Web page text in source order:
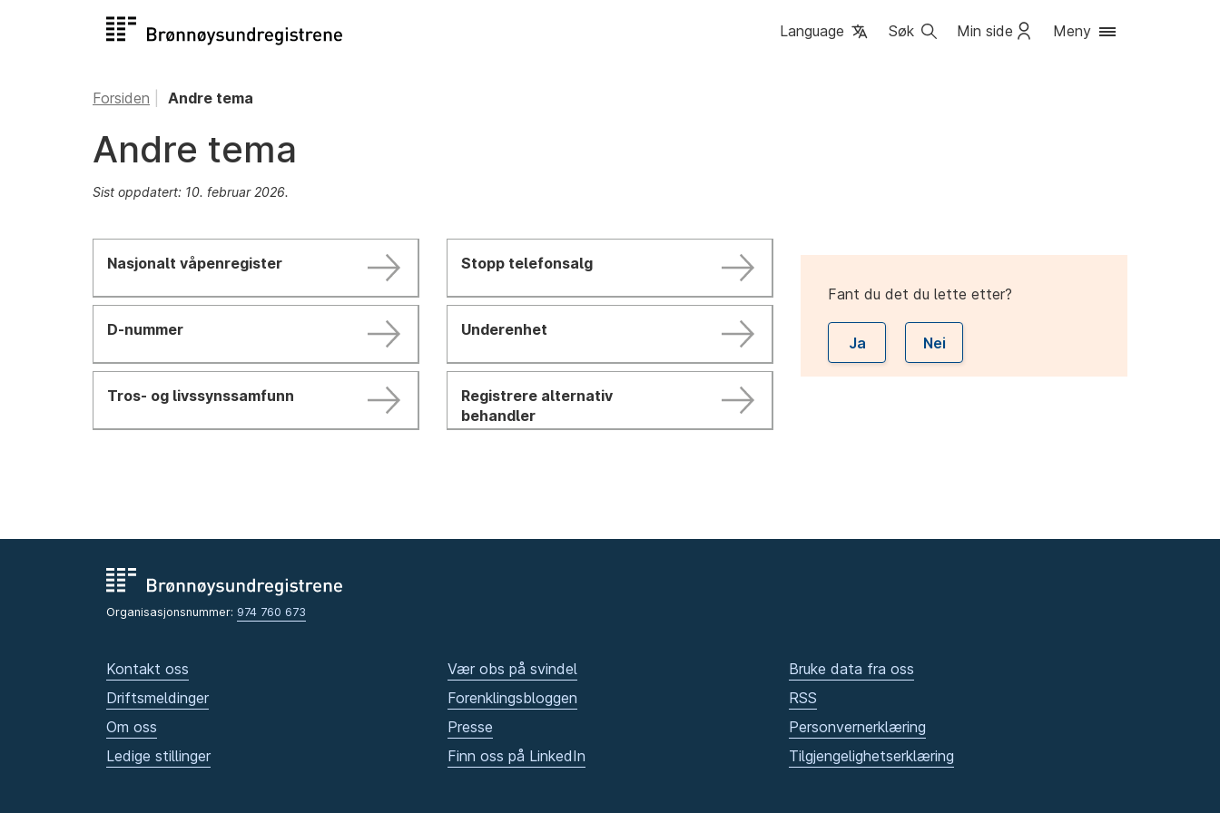
Language Søk Min side Meny
Forsiden Andre tema
Andre tema
Sist oppdatert: 10. februar 2026.
Nasjonalt våpenregister Stopp telefonsalg
D-nummer Underenhet
Tros- og livssynssamfunn
Registrere alternativ
behandler
Fant du det du lette etter?
Ja Nei
Organisasjonsnummer: 974 760 673
Kontakt oss
Driftsmeldinger
Om oss
Ledige stillinger
Vær obs på svindel
Forenklingsbloggen
Presse
Finn oss på LinkedIn
Bruke data fra oss
RSS
Personvernerklæring
Tilgjengelighetserklæring